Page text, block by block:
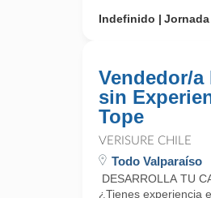
Indefinido
Vendedor/a
sin
Tope
VERISURE CHILE
Todo Valparaíso
DESARROLLA TU
¿Tienes experiencia